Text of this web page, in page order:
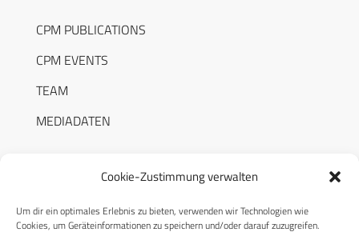
Cookie-Zustimmung verwalten
Um dir ein optimales Erlebnis zu bieten, verwenden wir Technologien wie
Cookies, um Geräteinformationen zu speichern und/oder darauf zuzugreifen.
CPM PUBLICATIONS
CPM EVENTS
TEAM
MEDIADATEN
RECHTLICHES